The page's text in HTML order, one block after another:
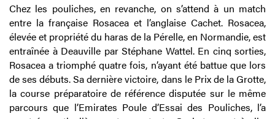
Chez les pouliches, en revanche, on s’attend à un match
entre la française Rosacea et l’anglaise Cachet. Rosacea,
élevée et propriété du haras de la Pérelle, en Normandie, est
entraînée à Deauville par Stéphane Wattel. En cinq sorties,
Rosacea a triomphé quatre fois, n’ayant été battue que lors
de ses débuts. Sa dernière victoire, dans le Prix de la Grotte,
la course préparatoire de référence disputée sur le même
parcours que l’Emirates Poule d’Essai des Pouliches, l’a